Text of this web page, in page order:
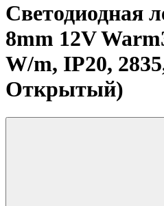
Светодиодная
8mm 12V
W/m, IP20,
Открытый)